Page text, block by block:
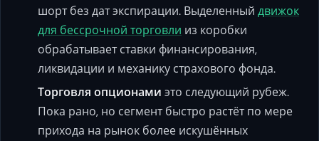
шорт без дат экспирации. Выделенный движок
для бессрочной торговли из коробки
обрабатывает ставки финансирования,
ликвидации и механику страхового фонда.
Торговля опционами это следующий рубеж.
Пока рано, но сегмент быстро растёт по мере
прихода на рынок более искушённых